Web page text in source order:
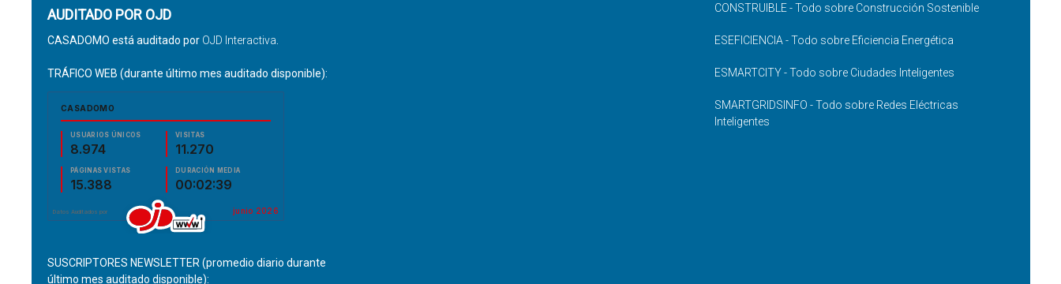
AUDITADO POR OJD
CASADOMO está auditado por OJD Interactiva
TRÁFICO WEB (durante último mes auditado disponible):
SUSCRIPTORES NEWSLETTER (promedio diario durante
último mes auditado disponible):
CONSTRUIBLE - Todo sobre Construcción Sostenible
ESEFICIENCIA - Todo sobre Eficiencia Energética
ESMARTCITY - Todo sobre Ciudades Inteligentes
SMARTGRIDSINFO - Todo sobre Redes Eléctricas
Inteligentes